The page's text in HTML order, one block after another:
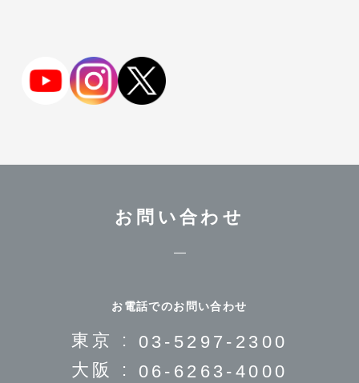
お問い合わせ
お電話でのお問い合わせ
東京 : 03-5297-2300
大阪 : 06-6263-4000